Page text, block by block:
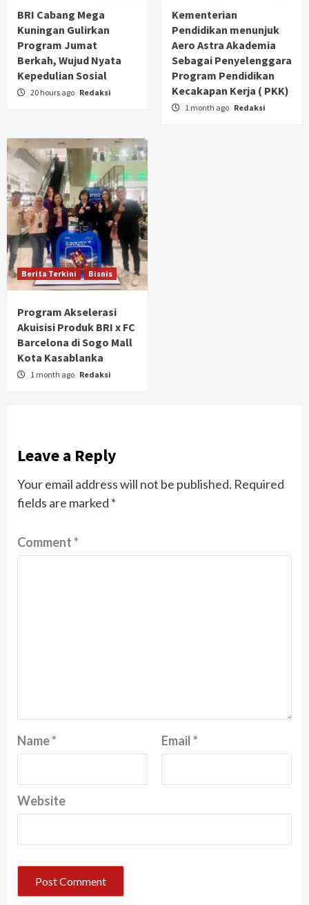
BRI Cabang Mega
Kuningan Gulirkan
Program Jumat
Berkah, Wujud Nyata
Kepedulian Sosial
20 hours ago Redaksi
Kementerian
Pendidikan menunjuk
Aero Astra Akademia
Sebagai Penyelenggara
Program Pendidikan
Kecakapan Kerja ( PKK)
1 month ago Redaksi
Berita Terkini Bisnis
Program Akselerasi
Akuisisi Produk BRI x FC
Barcelona di Sogo Mall
Kota Kasablanka
1 month ago Redaksi
Leave a Reply
Your email address will not be published. Required
fields are marked *
Comment*
Name* Email*
Website